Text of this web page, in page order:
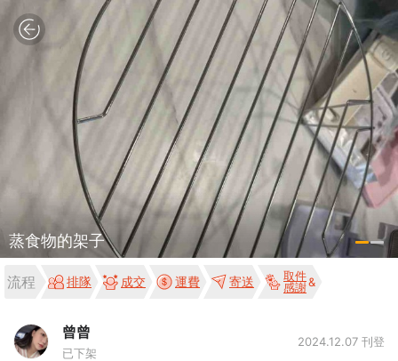
蒸食物的架子
流程 排隊 成交 運費 寄送
取件
感謝
曾曾
已下架
2024.12.07 刊登